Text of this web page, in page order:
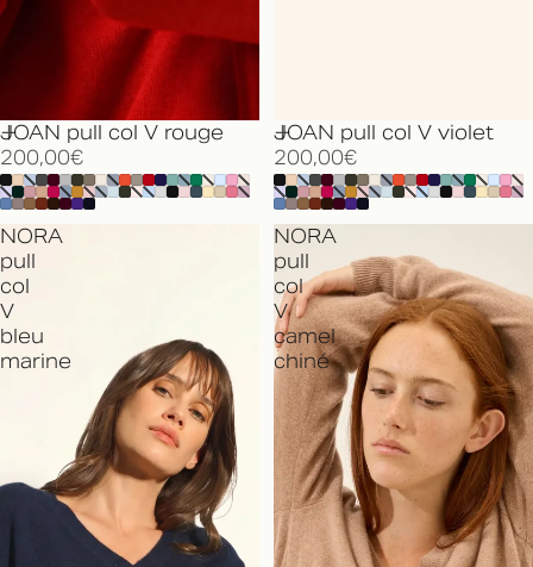
JOAN pull col V rouge
200,00€
JOAN pull col V violet
200,00€
NORA
pull
col
V
bleu
marine
NORA
pull
col
V
camel
chiné